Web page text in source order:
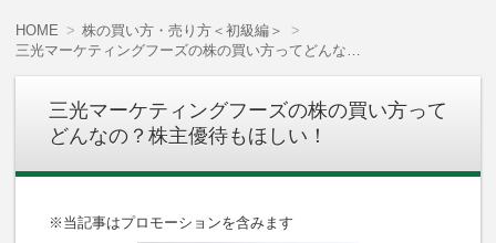
HOME
株の買い方・売り方＜初級編＞
三光マーケティングフーズの株の買い方って
どんなの？株主優待もほしい！
※当記事はプロモーションを含みます